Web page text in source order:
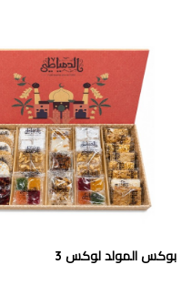
بوكس المولد لوكس 3